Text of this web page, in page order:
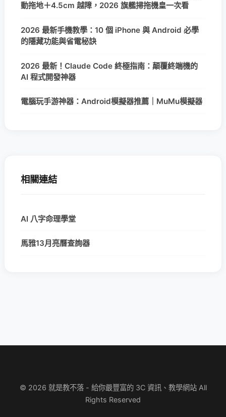
動拖地＋4.5cm 越障，2026 旗艦掃拖機皇一次看
2026 最新手機教學：10 個 iPhone 與 Android 必學
的隱藏功能與省電秘訣
2026 最新！Claude Code 終極指南：顛覆終端機的
AI 程式開發神器
電腦玩手游神器：Android模擬器推薦｜MuMu模擬器
相關連結
AI 八字命理學堂
馬雅13月亮曆查詢器
© 2026 就是教不落 - 給你最豐富的 3C 資訊、教學網站 All
Rights Reserved